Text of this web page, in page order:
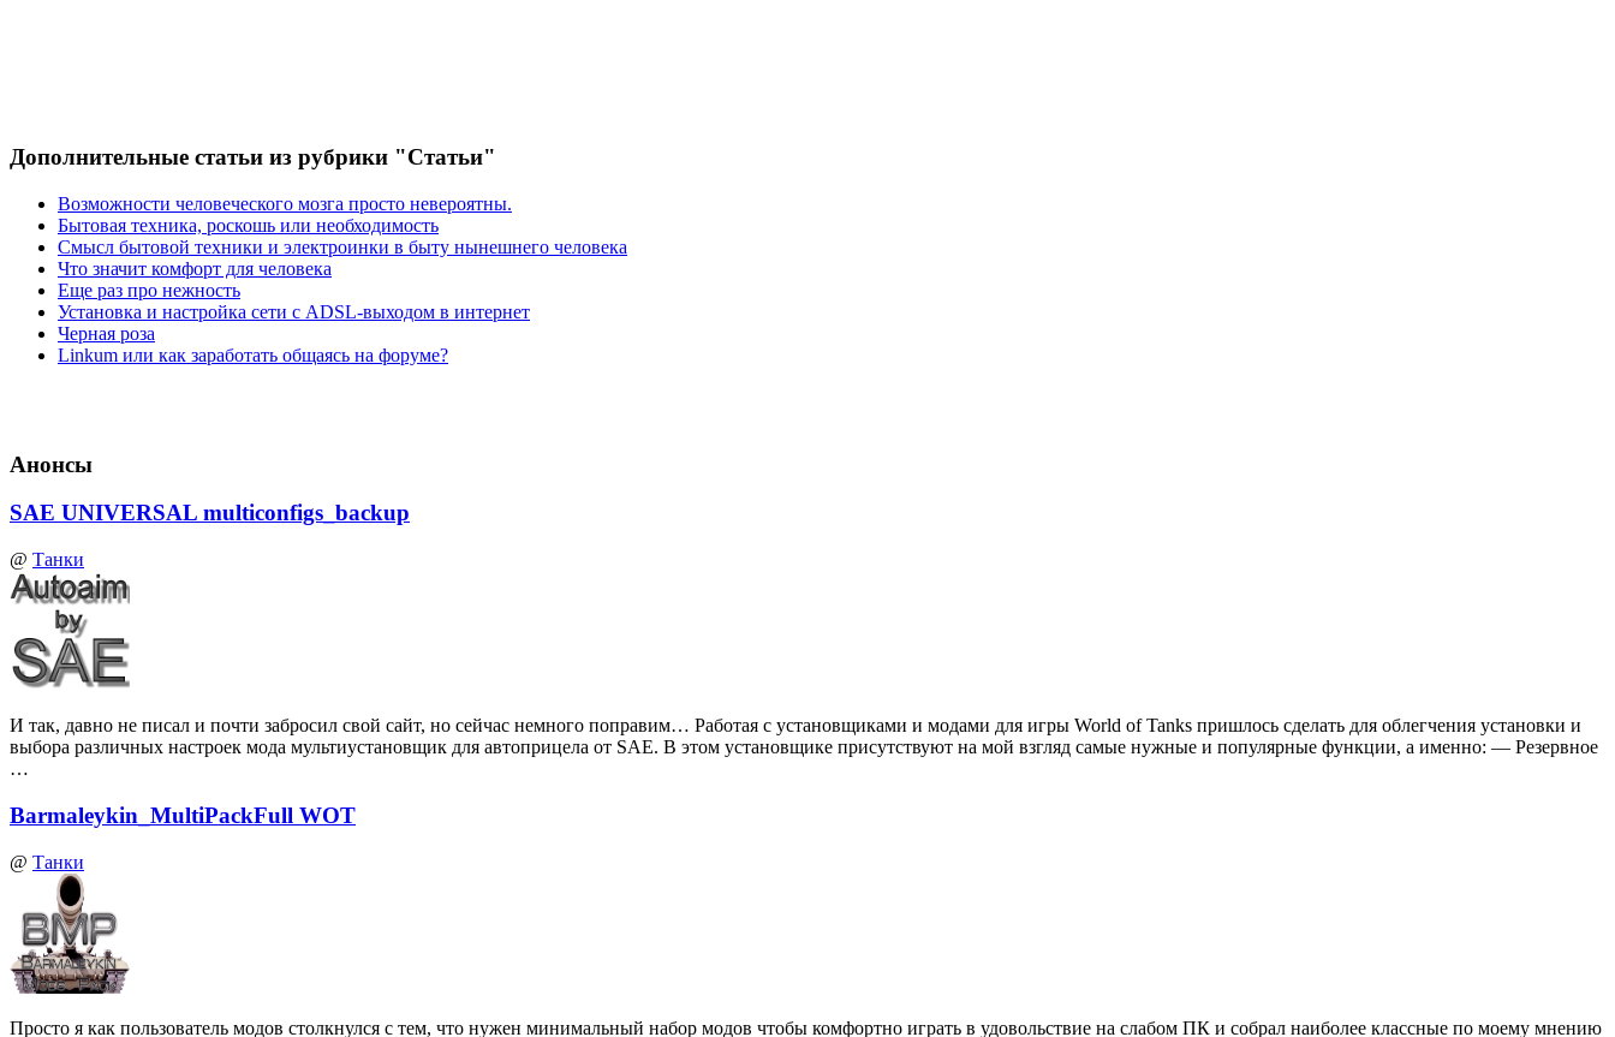
Дополнительные статьи из рубрики "Статьи"
Возможности человеческого мозга просто невероятны.
Бытовая техника, роскошь или необходимость
Смысл бытовой техники и электроинки в быту нынешнего человека
Что значит комфорт для человека
Еще раз про нежность
Установка и настройка сети с ADSL-выходом в интернет
Черная роза
Linkum или как заработать общаясь на форуме?
Анонсы
SAE UNIVERSAL multiconfigs_backup
@ Танки
И так, давно не писал и почти забросил свой сайт, но сейчас немного поправим… Работая с установщиками и модами для игры World of Tanks пришлось сделать для облегчения установки и
выбора различных настроек мода мультиустановщик для автоприцела от SAE. В этом установщике присутствуют на мой взгляд самые нужные и популярные функции, а именно: — Резервное
…
Barmaleykin_MultiPackFull WOT
@ Танки
Просто я как пользователь модов столкнулся с тем, что нужен минимальный набор модов чтобы комфортно играть в удовольствие на слабом ПК и собрал наиболее классные по моему мнению